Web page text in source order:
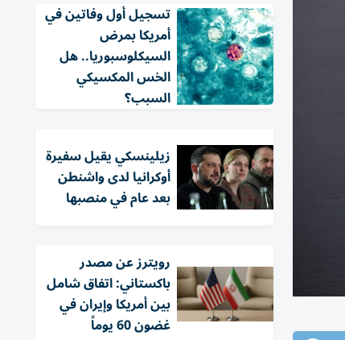
تسجيل أول وفاتين في
أمريكا بمرض
السيكلوسبوريا.. هل
الخس المكسيكي
السبب؟
زيلينسكي يقيل سفيرة
أوكرانيا لدى واشنطن
بعد عام في منصبها
‏رويترز عن مصدر
باكستاني: اتفاق شامل
بين أمريكا وإيران في
غضون 60 يوماً